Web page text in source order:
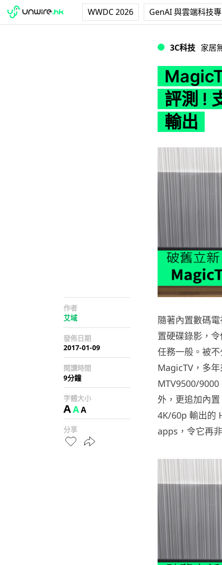
WWDC 2026 GenAI 與雲端科技
3C科技 家居
評測 !
輸出
作者
艾域
發佈日期
2017-01-09
閱讀時間
9分鐘
字體大小
AAA
分享
隨著內置數碼
置硬碟錄影，
任務一般。被
MagicTV，多
MTV9500/
外，更追加內
4K/60p 輸出的
apps，令它再